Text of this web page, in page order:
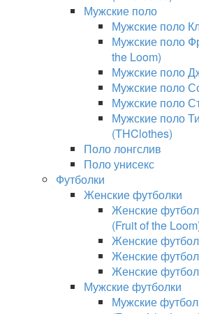
Мужские поло
Мужские поло
Мужские поло
the Loom)
Мужские поло
Мужские поло
Мужские поло
Мужские поло
(THClothes)
Поло лонгслив
Поло унисекс
Футболки
Женские футболки
Женские
(Fruit of the
Женские
Женские
Женские
Мужские футболки
Мужские